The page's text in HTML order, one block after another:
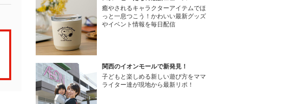
癒やされるキャラクターアイテムでほ
っと一息つこう！かわいい最新グッズ
やイベント情報を毎日配信
関西のイオンモールで新発見！
子どもと楽しめる新しい遊び方をママ
ライター達が現地から最新リポ！